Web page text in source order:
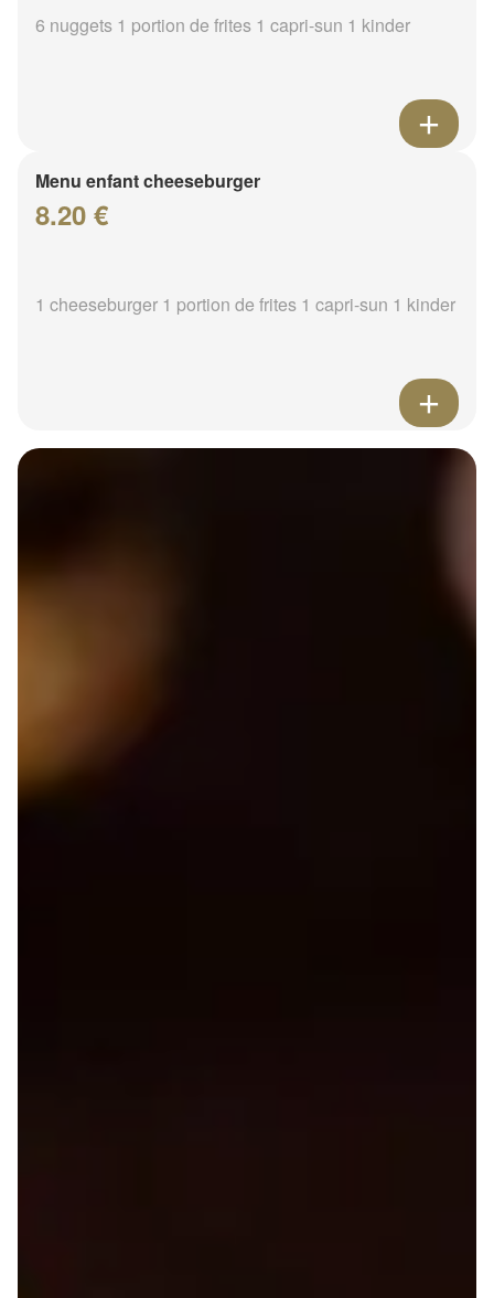
6 nuggets 1 portion de frites 1 capri-sun 1 kinder
Menu enfant cheeseburger
8.20 €
1 cheeseburger 1 portion de frites 1 capri-sun 1 kinder